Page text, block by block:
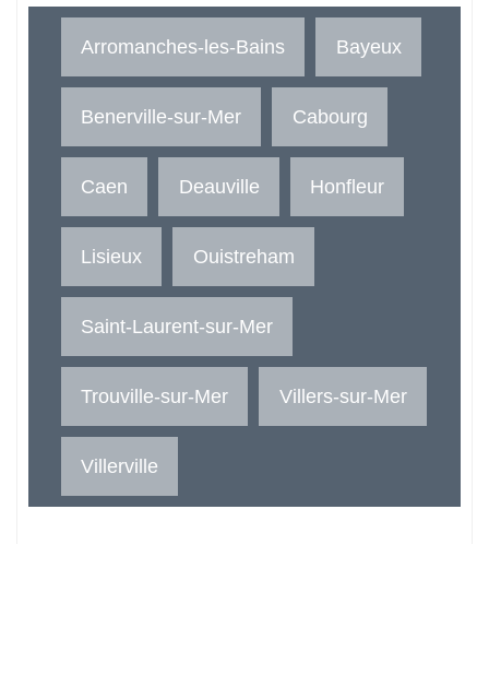
Arromanches-les-Bains Bayeux
Benerville-sur-Mer Cabourg
Caen Deauville Honfleur
Lisieux Ouistreham
Saint-Laurent-sur-Mer
Trouville-sur-Mer Villers-sur-Mer
Villerville